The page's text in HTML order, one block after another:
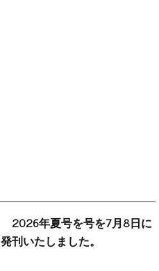
2026年夏号を号を7月8日に
発刊いたしました。